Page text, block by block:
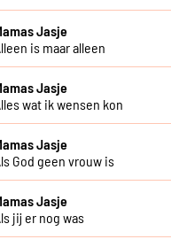
Jasje
is maar alleen
Jasje
wat ik wensen kon
Jasje
God geen vrouw is
Jasje
jij er nog was